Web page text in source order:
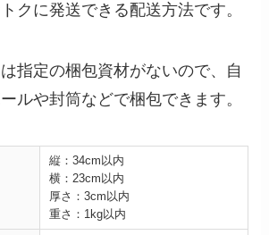
クに発送できる配送方法です。
指定の梱包資材がないので、自
ルや封筒などで梱包できます。
縦：34cm以内
横：23cm以内
厚さ：3cm以内
重さ：1kg以内